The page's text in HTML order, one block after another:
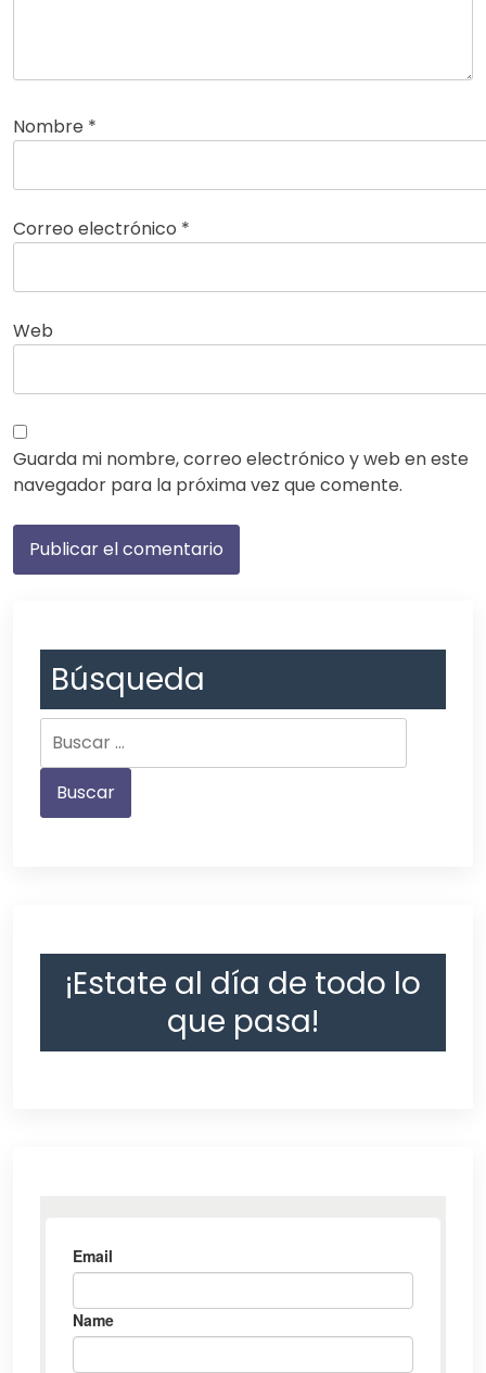
Nombre *
Correo electrónico *
Web
Guarda mi nombre, correo electrónico y web en este
navegador para la próxima vez que comente.
Búsqueda
¡Estate al día de todo lo
que pasa!